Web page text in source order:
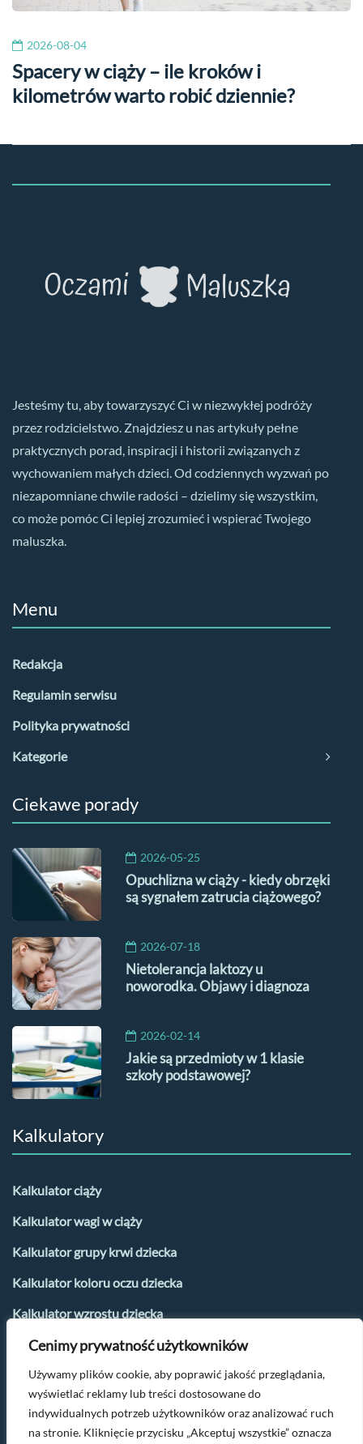
Cenimy prywatność użytkowników
Używamy plików cookie, aby poprawić jakość przeglądania,
wyświetlać reklamy lub treści dostosowane do
indywidualnych potrzeb użytkowników oraz analizować ruch
na stronie. Kliknięcie przycisku „Akceptuj wszystkie” oznacza
2026-08-04
Spacery w ciąży – ile kroków i
kilometrów warto robić dziennie?
Jesteśmy tu, aby towarzyszyć Ci w niezwykłej podróży
przez rodzicielstwo. Znajdziesz u nas artykuły pełne
praktycznych porad, inspiracji i historii związanych z
wychowaniem małych dzieci. Od codziennych wyzwań po
niezapomniane chwile radości – dzielimy się wszystkim,
co może pomóc Ci lepiej zrozumieć i wspierać Twojego
maluszka.
Menu
Redakcja
Regulamin serwisu
Polityka prywatności
Kategorie
Ciekawe porady
2026-05-25
Opuchlizna w ciąży - kiedy obrzęki
są sygnałem zatrucia ciążowego?
2026-07-18
Nietolerancja laktozy u
noworodka. Objawy i diagnoza
2026-02-14
Jakie są przedmioty w 1 klasie
szkoły podstawowej?
Kalkulatory
Kalkulator ciąży
Kalkulator wagi w ciąży
Kalkulator grupy krwi dziecka
Kalkulator koloru oczu dziecka
Kalkulator wzrostu dziecka
Kalkulator płci dziecka
Kalkulator urlopu macierzyńskiego
Kalkulator dni płodnych i owulacji